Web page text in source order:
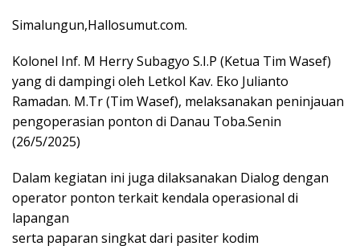
Simalungun,Hallosumut.com.
Kolonel Inf. M Herry Subagyo S.I.P (Ketua Tim Wasef)
yang di dampingi oleh Letkol Kav. Eko Julianto
Ramadan. M.Tr (Tim Wasef), melaksanakan peninjauan
pengoperasian ponton di Danau Toba.Senin
(26/5/2025)
Dalam kegiatan ini juga dilaksanakan Dialog dengan
operator ponton terkait kendala operasional di
lapangan
serta paparan singkat dari pasiter kodim